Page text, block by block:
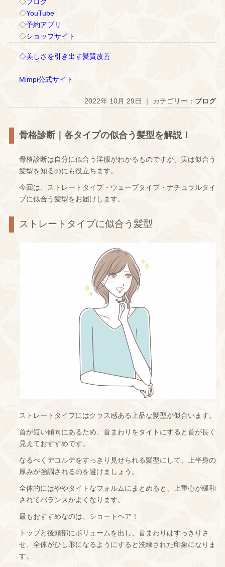
◇ブログ
◇YouTube
◇予約アプリ
◇ショップサイト
◇美しさを引き出す髪質改善
……………………………………………
Mimpi公式サイト
2022年 10月 29日 ｜ カテゴリー： ブログ
骨格診断｜各タイプの似合う髪型を解説！
骨格診断は自分に似合う洋服がわかるものですが、実は似合う
髪型を知るのにも役立ちます。
今回は、ストレートタイプ・ウェーブタイプ・ナチュラルタイ
プに似合う髪型をお届けします。
ストレートタイプに似合う髪型
ストレートタイプにはクラス感ある上品な髪型が似合います。
首が短い傾向にあるため、首まわりをタイトにすると首が長く
見えておすすめです。
なるべくデコルテをすっきり見せられる髪型にして、上半身の
厚みが強調されるのを避けましょう。
全体的にはややタイトなフォルムにまとめると、上重心が緩和
されてバランスがよくなります。
最もおすすめなのは、ショートヘア！
トップと後頭部にボリュームを出し、首まわりはすっきりさ
せ、全体がひし形になるようにすると洗練された印象になりま
す。